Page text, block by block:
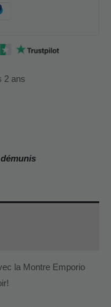
2 ans
la Montre Emporio